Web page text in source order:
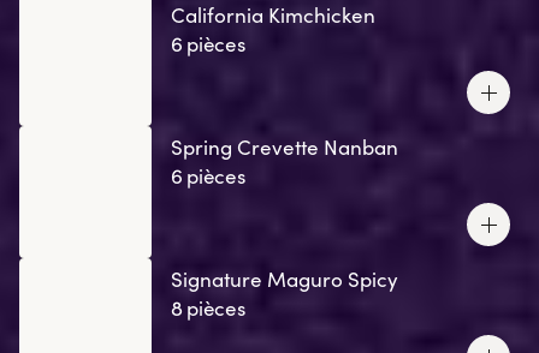
California Kimchicken
6 pièces
Spring Crevette Nanban
6 pièces
Signature Maguro Spicy
8 pièces